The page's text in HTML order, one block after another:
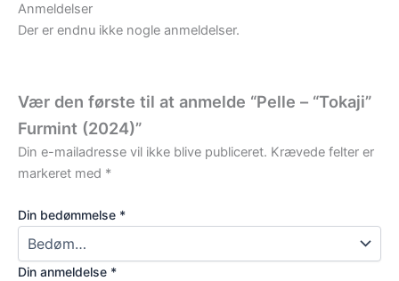
Anmeldelser
Der er endnu ikke nogle anmeldelser.
Vær den første til at anmelde “Pelle – “Tokaji”
Furmint (2024)”
Din e-mailadresse vil ikke blive publiceret. Krævede felter er
markeret med *
Din bedømmelse *
Din anmeldelse *